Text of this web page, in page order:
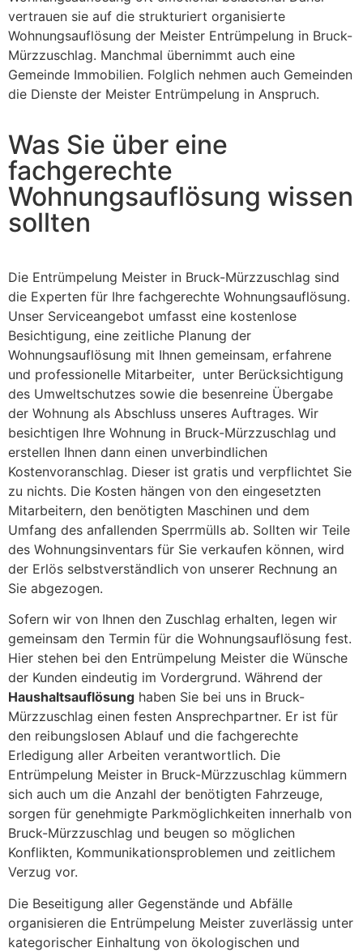
vertrauen sie auf die strukturiert organisierte
Wohnungsauflösung der Meister Entrümpelung in Bruck-
Mürzzuschlag. Manchmal übernimmt auch eine
Gemeinde Immobilien. Folglich nehmen auch Gemeinden
die Dienste der Meister Entrümpelung in Anspruch.
Was Sie über eine
fachgerechte
Wohnungsauflösung wissen
sollten
Die Entrümpelung Meister in Bruck-Mürzzuschlag sind
die Experten für Ihre fachgerechte Wohnungsauflösung.
Unser Serviceangebot umfasst eine kostenlose
Besichtigung, eine zeitliche Planung der
Wohnungsauflösung mit Ihnen gemeinsam, erfahrene
und professionelle Mitarbeiter, unter Berücksichtigung
des Umweltschutzes sowie die besenreine Übergabe
der Wohnung als Abschluss unseres Auftrages. Wir
besichtigen Ihre Wohnung in Bruck-Mürzzuschlag und
erstellen Ihnen dann einen unverbindlichen
Kostenvoranschlag. Dieser ist gratis und verpflichtet Sie
zu nichts. Die Kosten hängen von den eingesetzten
Mitarbeitern, den benötigten Maschinen und dem
Umfang des anfallenden Sperrmülls ab. Sollten wir Teile
des Wohnungsinventars für Sie verkaufen können, wird
der Erlös selbstverständlich von unserer Rechnung an
Sie abgezogen.
Sofern wir von Ihnen den Zuschlag erhalten, legen wir
gemeinsam den Termin für die Wohnungsauflösung fest.
Hier stehen bei den Entrümpelung Meister die Wünsche
der Kunden eindeutig im Vordergrund. Während der
Haushaltsauflösung haben Sie bei uns in Bruck-
Mürzzuschlag einen festen Ansprechpartner. Er ist für
den reibungslosen Ablauf und die fachgerechte
Erledigung aller Arbeiten verantwortlich. Die
Entrümpelung Meister in Bruck-Mürzzuschlag kümmern
sich auch um die Anzahl der benötigten Fahrzeuge,
sorgen für genehmigte Parkmöglichkeiten innerhalb von
Bruck-Mürzzuschlag und beugen so möglichen
Konflikten, Kommunikationsproblemen und zeitlichem
Verzug vor.
Die Beseitigung aller Gegenstände und Abfälle
organisieren die Entrümpelung Meister zuverlässig unter
kategorischer Einhaltung von ökologischen und